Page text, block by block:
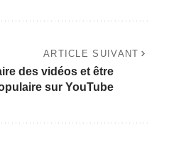
ARTICLE SUIVANT
des vidéos et être
sur YouTube